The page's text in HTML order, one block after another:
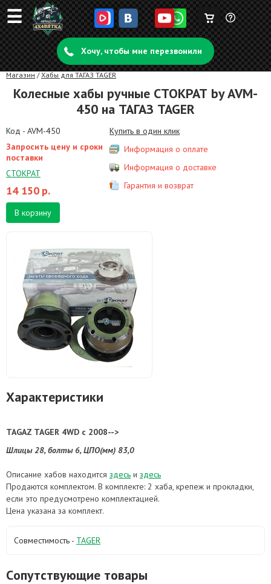
☰ Задать
вопрос
Корзина
пуста
Хочу, чтобы мне перезвонили
Магазин /Хабы для ТАГАЗ TAGER
Колесные хабы ручные СТОКРАТ by AVM-
450 на ТАГАЗ TAGER
Код - AVM-450
Запросить цену и сроки
поставки
СТОКРАТ
14 150 р.
В корзину
Купить в один клик
Информация о оплате
Информация о доставке
Гарантия и возврат
Характеристики
TAGAZ TAGER 4WD с 2008-->
Шлицы 28, болты 6, ЦПО(мм) 83,0
Описание хабов находится здесь и здесь
Продаются комплектом. В комплекте: 2 хаба, крепеж и прокладки,
если это предусмотрено комплектацией.
Цена указана за комплект.
Совместимость - TAGER
Cопутствующие товары